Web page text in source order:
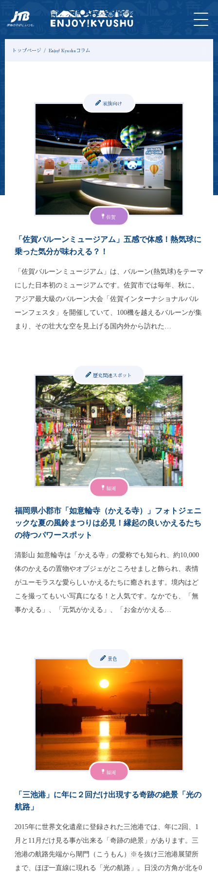
トップページ Enjoy! Kyushuコラム
佐賀
家族向け
「佐賀バルーンミュージアム」五感で体感！熱気球に
乗った気分が味わえる？！
「佐賀バルーンミュージアム」は、バルーン(熱気球)をテーマ
にした日本初のミュージアムです。佐賀市では毎年、秋に、
アジア最大級のバルーン大会「佐賀インターナショナルバル
ーンフェスタ」を開催していて、100機を越えるバルーンが集
まり、その壮大な空を見上げる国内外から訪れた…
福岡
歴史関連スポット
福岡県小郡市「如意輪寺（かえる寺）」フォトジェニ
ックな夏の風鈴まつりは必見！縁起の良いかえるたち
の待つパワースポット
清影山 如意輪寺は「かえる寺」の愛称でも知られ、約10,000
体のかえるの置物やオブジェがところせましと飾られ、表情
がユーモラスな愛らしいかえるたちに癒されます。境内はど
こを撮ってもいい写真になる！と人気です。なかでも、「無
事かえる」、「元気がかえる」、「お金がかえる…
福岡
景色
「三池港」に年に２回だけ出現する奇跡の絶景「光の
航路」
2015年に世界文化遺産に登録された三池港では、年に2回、1
月と11月だけ見る事が出来る「奇跡の絶景」があります。三
池港の航路先端から閘門（こうもん）※を抜け三池港展望所
まで、ほぼ一直線に現れる「光の航路」。日没の方角が北を0
HOME
最新
情報
ツアー
＆体験
入
場
券
宿
泊